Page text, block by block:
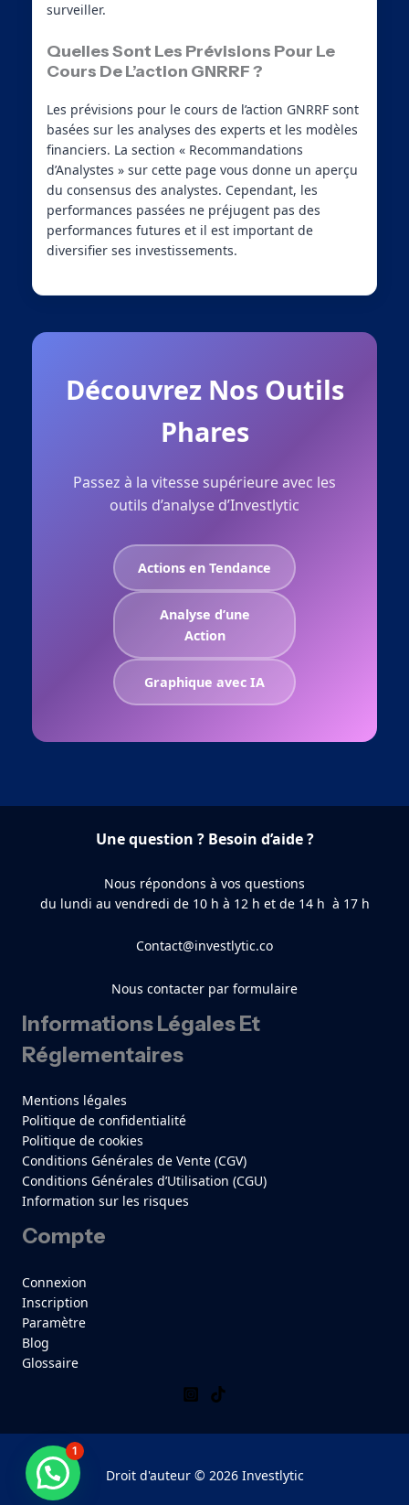
surveiller.
Quelles Sont Les Prévisions Pour Le
Cours De L’action GNRRF ?
Les prévisions pour le cours de l’action GNRRF sont
basées sur les analyses des experts et les modèles
financiers. La section « Recommandations
d’Analystes » sur cette page vous donne un aperçu
du consensus des analystes. Cependant, les
performances passées ne préjugent pas des
performances futures et il est important de
diversifier ses investissements.
Découvrez Nos Outils
Phares
Passez à la vitesse supérieure avec les
outils d’analyse d’Investlytic
Actions en Tendance
Analyse d’une
Action
Graphique avec IA
Une question ? Besoin d’aide ?
Nous répondons à vos questions
du lundi au vendredi de 10 h à 12 h et de 14 h à 17 h
Contact@investlytic.co
Nous contacter par formulaire
Informations Légales Et
Réglementaires
Mentions légales
Politique de confidentialité
Politique de cookies
Conditions Générales de Vente (CGV)
Conditions Générales d’Utilisation (CGU)
Information sur les risques
Compte
Connexion
Inscription
Paramètre
Blog
Glossaire
Droit d'auteur © 2026 Investlytic
Besoin d'aide ?
1